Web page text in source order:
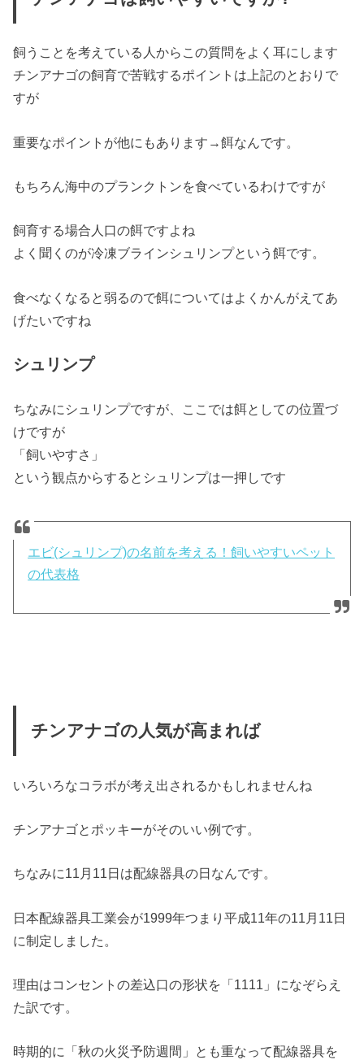
飼うことを考えている人からこの質問をよく耳にします
チンアナゴの飼育で苦戦するポイントは上記のとおりで
すが
重要なポイントが他にもあります→餌なんです。
もちろん海中のプランクトンを食べているわけですが
飼育する場合人口の餌ですよね
よく聞くのが冷凍ブラインシュリンプという餌です。
食べなくなると弱るので餌についてはよくかんがえてあ
げたいですね
シュリンプ
ちなみにシュリンプですが、ここでは餌としての位置づ
けですが
「飼いやすさ 」
という観点からするとシュリンプは一押しです
エビ(シュリンプ)の名前を考える！飼いやすいペット
の代表格
チンアナゴの人気が高まれば
いろいろなコラボが考え出されるかもしれませんね
チンアナゴとポッキーがそのいい例です。
ちなみに11月11日は配線器具の日 なんです。
日本配線器具工業会が1999年つまり平成11年の11月11日
に制定しました。
理由はコンセントの差込口の形状を「1111」になぞらえ
た訳です。
時期的に「秋の火災予防週間」とも重なって配線器具を